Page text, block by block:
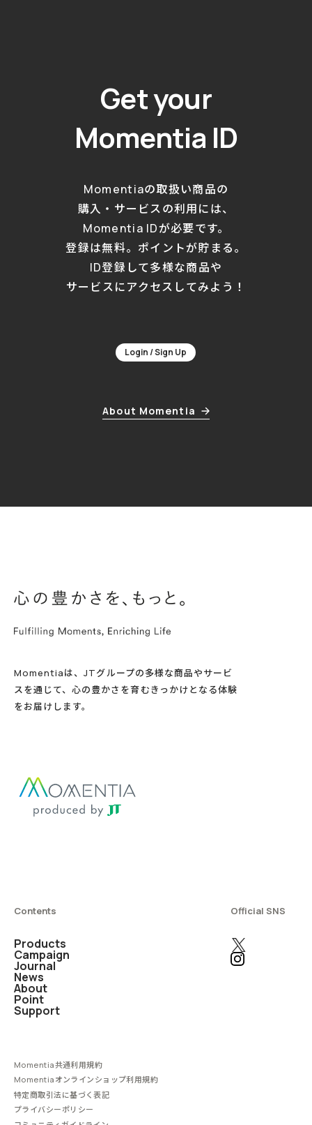
Get your
Momentia ID
Momentiaの取扱い商品の
購入・サービスの利用には、
Momentia IDが必要です。
登録は無料。ポイントが貯まる。
ID登録して多様な商品や
サービスにアクセスしてみよう！
Login / Sign Up
About Momentia
Momentiaは、JTグループの多様な商品やサービ
スを通じて、心の豊かさを育むきっかけとなる体験
をお届けします。
Contents
Products
Campaign
Journal
News
About
Point
Support
Official SNS
Momentia共通利用規約
Momentiaオンラインショップ利用規約
特定商取引法に基づく表記
プライバシーポリシー